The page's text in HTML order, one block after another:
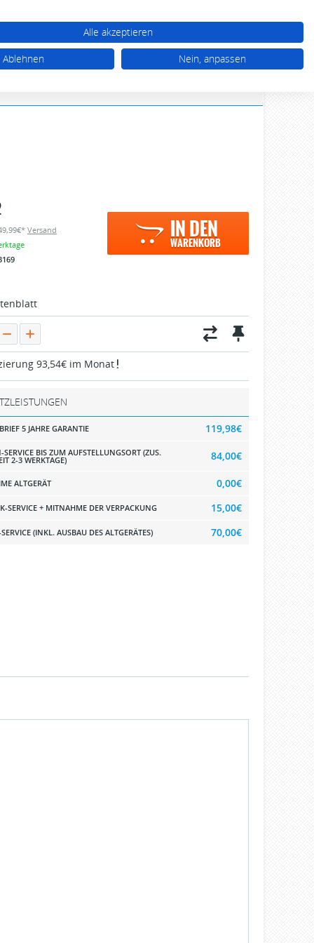
03 92 68 / 39 77 77
Mo - Do 10.00 - 17.00 Uhr, Fr 10.00 - 16.00 Uhr
IN DEN
WARENKORB
Versand
93,54€ im Monat
5 JAHRE GARANTIE 119,98€
BIS ZUM AUFSTELLUNGSORT (ZUS.
2-3 WERKTAGE) 84,00€
ALTGERÄT 0,00€
SERVICE + MITNAHME DER VERPACKUNG 15,00€
(INKL. AUSBAU DES ALTGERÄTES) 70,00€
Alle akzeptieren
Ablehnen
Nein, anpassen